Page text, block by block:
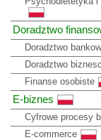
Doradztwo
Doradztwo
Doradztwo
Finanse osobiste
E-biznes
Cyfrowe procesy
E-commerce